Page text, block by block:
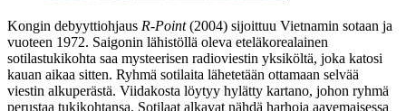
Kongin debyyttiohjaus R‑Point(2004) sijoittuu Vietnamin sotaan ja
vuoteen 1972. Saigonin lähistöllä oleva eteläkorealainen
sotilastukikohta saa mysteerisen radioviestin yksiköltä, joka katosi
kauan aikaa sitten. Ryhmä sotilaita lähetetään ottamaan selvää
viestin alkuperästä. Viidakosta löytyy hylätty kartano, johon ryhmä
perustaa tukikohtansa. Sotilaat alkavat nähdä harhoja aavemaisessa